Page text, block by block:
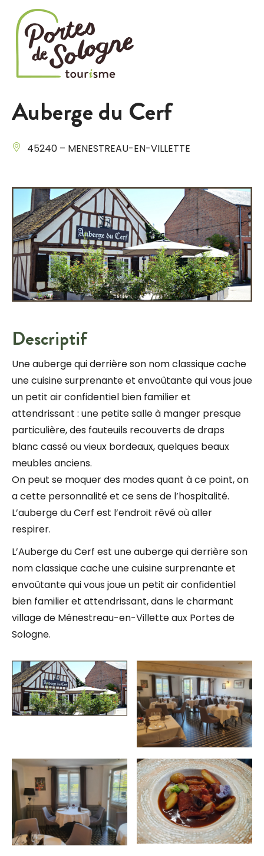
Auberge du Cerf
45240 – MENESTREAU-EN-VILLETTE
Descriptif
Une auberge qui derrière son nom classique cache
une cuisine surprenante et envoûtante qui vous joue
un petit air confidentiel bien familier et
attendrissant : une petite salle à manger presque
particulière, des fauteuils recouverts de draps
blanc cassé ou vieux bordeaux, quelques beaux
meubles anciens.
On peut se moquer des modes quant à ce point, on
a cette personnalité et ce sens de l’hospitalité.
L’auberge du Cerf est l’endroit rêvé où aller
respirer.
L’Auberge du Cerf est une auberge qui derrière son
nom classique cache une cuisine surprenante et
envoûtante qui vous joue un petit air confidentiel
bien familier et attendrissant, dans le charmant
village de Ménestreau-en-Villette aux Portes de
Sologne.